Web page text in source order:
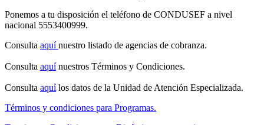
Ponemos a tu disposición el teléfono de CONDUSEF a nivel
nacional 5553400999.
Consulta aquínuestro listado de agencias de cobranza.
Consulta aquínuestros Términos y Condiciones.
Consulta aquílos datos de la Unidad de Atención Especializada.
Términos y condiciones para Programas.